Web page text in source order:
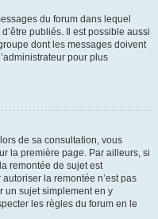
du forum dans lequel
publiés. Il est possible aussi
dont les messages doivent
pour plus
de sa consultation, vous
la première page. Par ailleurs, si
remontée de sujet est
la remontée n’est pas
un sujet simplement en y
les règles du forum en le